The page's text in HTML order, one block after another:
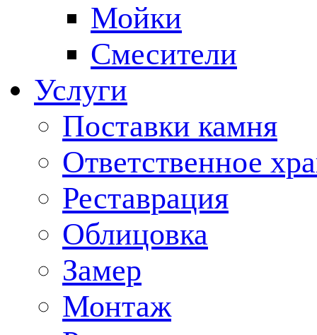
Мойки
Смесители
Услуги
Поставки камня
Ответственное
Реставрация
Облицовка
Замер
Монтаж